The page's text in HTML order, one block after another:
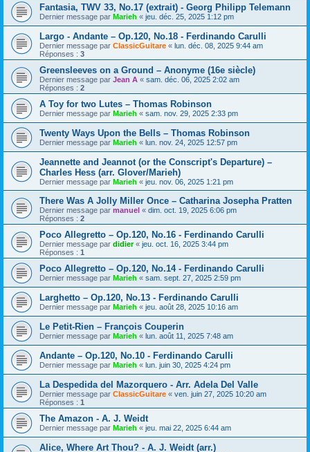
Fantasia, TWV 33, No.17 (extrait) - Georg Philipp Telemann
Dernier message par Marieh « jeu. déc. 25, 2025 1:12 pm
Largo - Andante – Op.120, No.18 - Ferdinando Carulli
Dernier message par ClassicGuitare « lun. déc. 08, 2025 9:44 am
Réponses : 3
Greensleeves on a Ground – Anonyme (16e siècle)
Dernier message par Jean A « sam. déc. 06, 2025 2:02 am
Réponses : 2
A Toy for two Lutes – Thomas Robinson
Dernier message par Marieh « sam. nov. 29, 2025 2:33 pm
Twenty Ways Upon the Bells – Thomas Robinson
Dernier message par Marieh « lun. nov. 24, 2025 12:57 pm
Jeannette and Jeannot (or the Conscript's Departure) –
Charles Hess (arr. Glover/Marieh)
Dernier message par Marieh « jeu. nov. 06, 2025 1:21 pm
There Was A Jolly Miller Once – Catharina Josepha Pratten
Dernier message par manuel « dim. oct. 19, 2025 6:06 pm
Réponses : 2
Poco Allegretto – Op.120, No.16 - Ferdinando Carulli
Dernier message par didier« jeu. oct. 16, 2025 3:44 pm
Réponses : 1
Poco Allegretto – Op.120, No.14 - Ferdinando Carulli
Dernier message par Marieh « sam. sept. 27, 2025 2:59 pm
Larghetto – Op.120, No.13 - Ferdinando Carulli
Dernier message par Marieh « jeu. août 28, 2025 10:16 am
Le Petit-Rien – François Couperin
Dernier message par Marieh « lun. août 11, 2025 7:48 am
Andante – Op.120, No.10 - Ferdinando Carulli
Dernier message par Marieh « lun. juin 30, 2025 4:24 pm
La Despedida del Mazorquero - Arr. Adela Del Valle
Dernier message par ClassicGuitare « ven. juin 27, 2025 10:20 am
Réponses : 1
The Amazon - A. J. Weidt
Dernier message par Marieh « jeu. mai 22, 2025 6:44 am
Alice, Where Art Thou? - A. J. Weidt (arr.)